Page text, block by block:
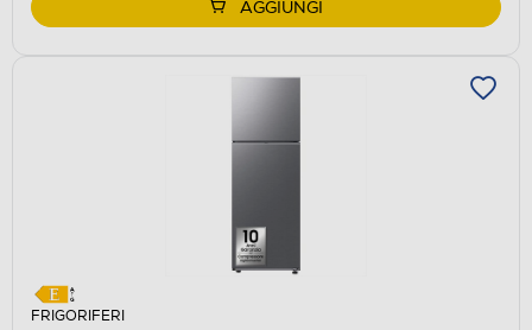
AGGIUNGI
FRIGORIFERI